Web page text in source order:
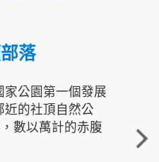
落
公園第一個發展
近的社頂自然公
數以萬計的赤腹
重
走進